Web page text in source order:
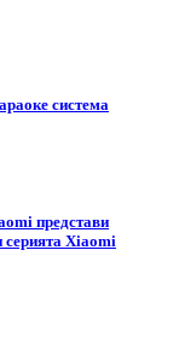
система
представи
серията Xiaomi